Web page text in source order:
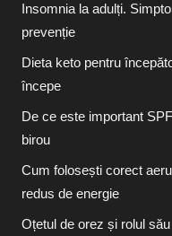
Insomnia la adulți.
prevenție
Dieta keto pentru
începe
De ce este important
birou
Cum folosești corect
redus de energie
Oțetul de orez și rolul